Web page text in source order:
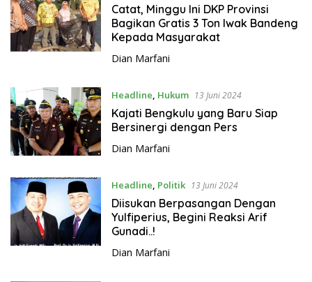
Juni 2024
Catat, Minggu Ini DKP Provinsi
Bagikan Gratis 3 Ton Iwak Bandeng
Kepada Masyarakat
Dian Marfani
Headline, Hukum 13 Juni 2024
Kajati Bengkulu yang Baru Siap
Bersinergi dengan Pers
Dian Marfani
Headline, Politik 13 Juni 2024
Diisukan Berpasangan Dengan
Yulfiperius, Begini Reaksi Arif
Gunadi..!
Dian Marfani